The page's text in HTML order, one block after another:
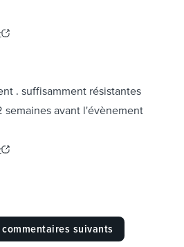
. suffisamment résistantes
semaines avant l'évènement
suivants